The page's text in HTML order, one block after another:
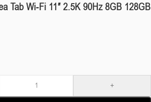
Tab Wi-Fi 11″ 2.5K 90Hz 8GB 128GB
+